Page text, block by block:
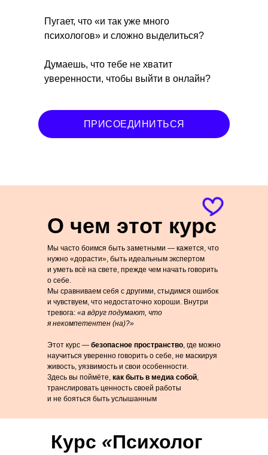
Пугает, что «и так уже много
психологов» и сложно выделиться?
Думаешь, что тебе не хватит
уверенности, чтобы выйти в онлайн?
ПРИСОЕДИНИТЬСЯ
О чем этот курс
Мы часто боимся быть заметными — кажется, что
нужно «дорасти», быть идеальным экспертом
и уметь всё на свете, прежде чем начать говорить
о себе.
Мы сравниваем себя с другими, стыдимся ошибок
и чувствуем, что недостаточно хороши. Внутри
тревога: «а вдруг подумают, что
я некомпетентен (на)?»
Этот курс — безопасное пространство, где можно
научиться уверенно говорить о себе, не маскируя
живость, уязвимость и свои особенности.
Здесь вы поймёте, как быть в медиа собой,
транслировать ценность своей работы
и не бояться быть услышанным
Курс «Психолог